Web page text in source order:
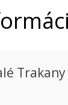
Trakany